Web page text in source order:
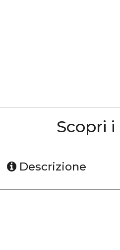
Scopri
Descrizione